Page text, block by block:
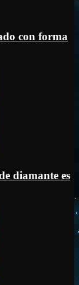
con forma
diamante es